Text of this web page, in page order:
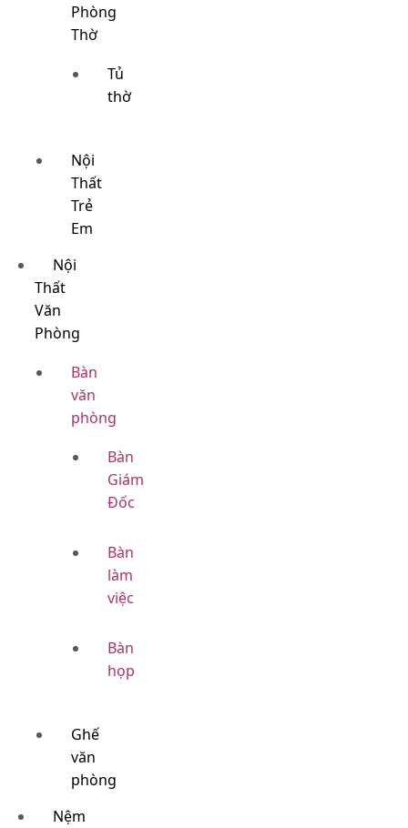
Phòng
Thờ
Tủ
thờ
Nội
Thất
Trẻ
Em
Nội
Thất
Văn
Phòng
Bàn
văn
phòng
Bàn
Giám
Đốc
Bàn
làm
việc
Bàn
họp
Ghế
văn
phòng
Nệm